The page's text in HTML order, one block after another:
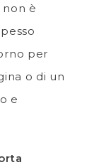
non è
per
o di un
e